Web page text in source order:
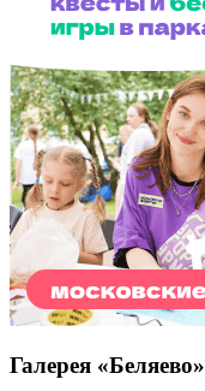
Галерея «Беляево»